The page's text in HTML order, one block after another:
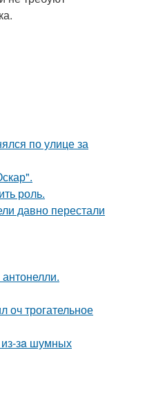
по улице за
роль.
давно перестали
оч трогательное
зa шумных